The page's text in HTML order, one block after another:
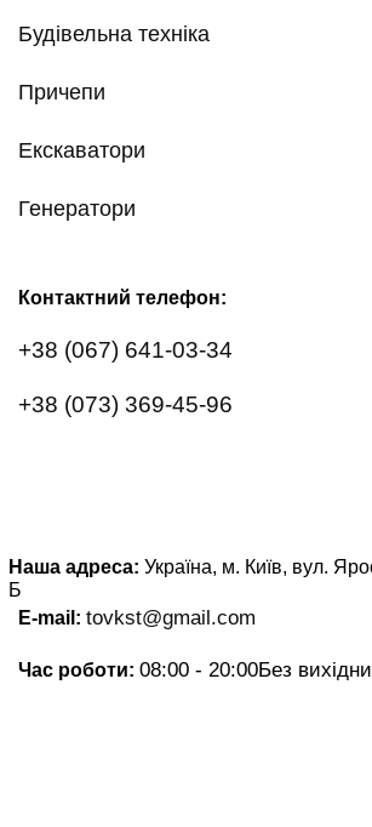
Будівельна техніка
Причепи
Екскаватори
Генератори
Контактний телефон:
+38 (067) 641-03-34
+38 (073) 369-45-96
Наша адреса: Україна, м. Київ, вул.
Б
E-mail: tovkst@gmail.com
Час роботи: 08:00 - 20:00Без